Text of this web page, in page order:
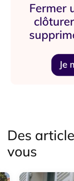
Des
vous